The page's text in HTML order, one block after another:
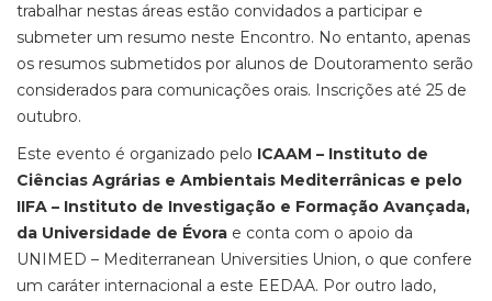
trabalhar nestas áreas estão convidados a participar e
submeter um resumo neste Encontro. No entanto, apenas
os resumos submetidos por alunos de Doutoramento serão
considerados para comunicações orais. Inscrições até 25 de
outubro.
Este evento é organizado pelo ICAAM – Instituto de
Ciências Agrárias e Ambientais Mediterrânicas e pelo
IIFA – Instituto de Investigação e Formação Avançada,
da Universidade de Évora e conta com o apoio da
UNIMED – Mediterranean Universities Union, o que confere
um caráter internacional a este EEDAA. Por outro lado,